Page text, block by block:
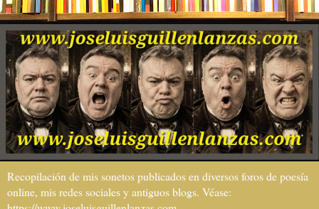
Recopilación de mis sonetos publicados en diversos foros de poesía
online, mis redes sociales y antiguos blogs. Véase: